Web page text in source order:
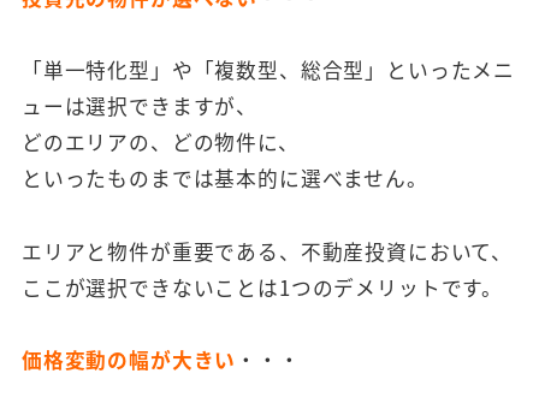
「単一特化型」や「複数型、総合型」といったメニ
ューは選択できますが、
どのエリアの、どの物件に、
といったものまでは基本的に選べません。
エリアと物件が重要である、不動産投資において、
ここが選択できないことは1つのデメリットです。
価格変動の幅が大きい ・・・